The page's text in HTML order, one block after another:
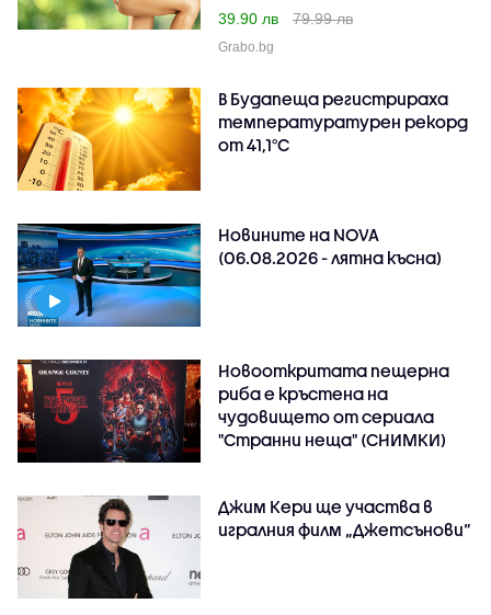
39.90 лв
79.99 лв
Grabo.bg
В Будапеща регистрираха
температуратурен рекорд
от 41,1°C
Новините на NOVA
(06.08.2026 - лятна късна)
Новооткритата пещерна
риба е кръстена на
чудовището от сериала
"Странни неща" (СНИМКИ)
Джим Кери ще участва в
игралния филм „Джетсънови“